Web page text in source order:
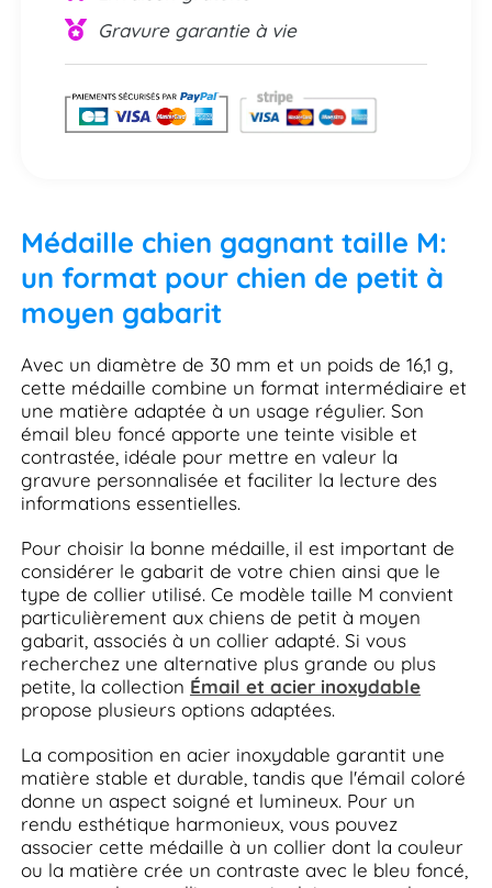
Gravure garantie à vie
Médaille chien gagnant taille M:
un format pour chien de petit à
moyen gabarit
Avec un diamètre de 30 mm et un poids de 16,1 g,
cette médaille combine un format intermédiaire et
une matière adaptée à un usage régulier. Son
émail bleu foncé apporte une teinte visible et
contrastée, idéale pour mettre en valeur la
gravure personnalisée et faciliter la lecture des
informations essentielles.
Pour choisir la bonne médaille, il est important de
considérer le gabarit de votre chien ainsi que le
type de collier utilisé. Ce modèle taille M convient
particulièrement aux chiens de petit à moyen
gabarit, associés à un collier adapté. Si vous
recherchez une alternative plus grande ou plus
petite, la collection Émail et acier inoxydable
propose plusieurs options adaptées.
La composition en acier inoxydable garantit une
matière stable et durable, tandis que l'émail coloré
donne un aspect soigné et lumineux. Pour un
rendu esthétique harmonieux, vous pouvez
associer cette médaille à un collier dont la couleur
ou la matière crée un contraste avec le bleu foncé,